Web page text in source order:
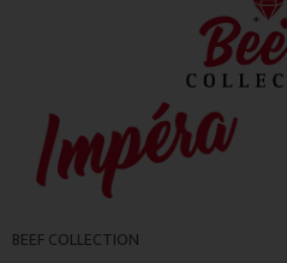
BEEF COLLECTION